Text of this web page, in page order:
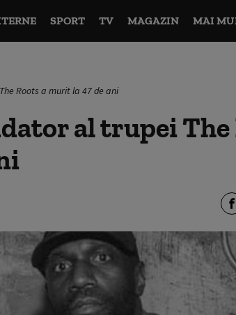
SPORT TV MAGAZIN MAI
Roots a murit la 47 de ani
al trupei The